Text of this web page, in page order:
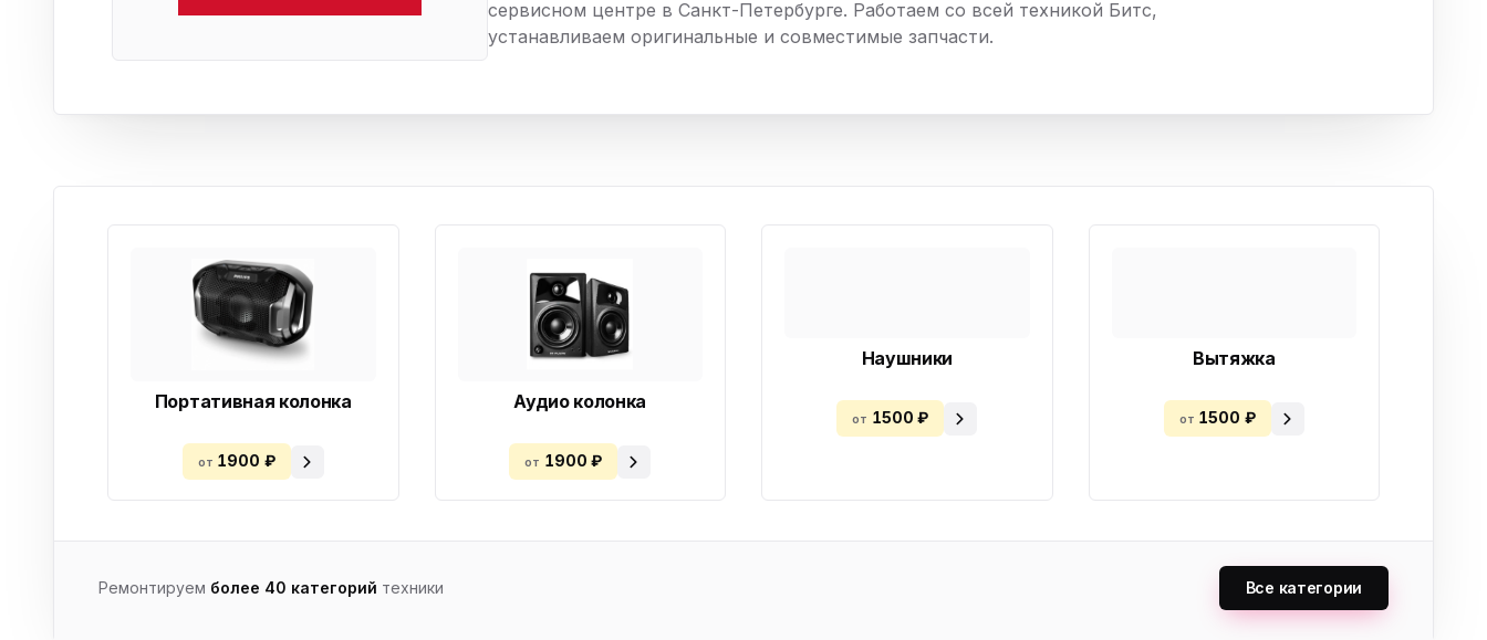
Оргтехника
Электроинструмент
Бензотехника
Винный шкаф Вентиляция Осушитель воздуха
сервисном центре в Санкт-Петербурге. Работаем со всей техникой Битс,
устанавливаем оригинальные и совместимые запчасти.
Портативная колонка
от 1900 ₽
Аудио колонка
от 1900 ₽
Наушники
от 1500 ₽
Вытяжка
от 1500 ₽
Ремонтируем более 40 категорий техники Все категории